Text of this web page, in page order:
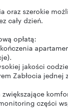
oraz szerokie
cały dzień.
opłatą:
jakości
Zabłocia jednej
części